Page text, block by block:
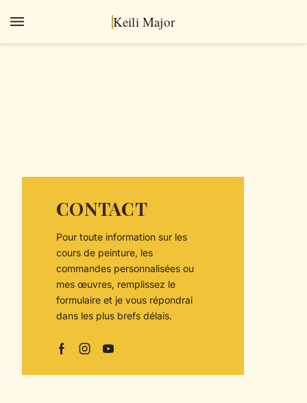
Keili Major
CONTACT
Pour toute information sur les
cours de peinture, les
commandes personnalisées ou
mes œuvres, remplissez le
formulaire et je vous répondrai
dans les plus brefs délais.
Facebook
Instagram
Youtube